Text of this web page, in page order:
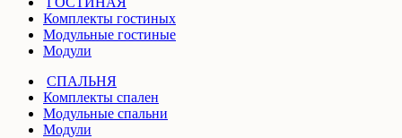
Комплекты гостиных
Модульные гостиные
Модули
СПАЛЬНЯ
Комплекты спален
Модульные спальни
Модули